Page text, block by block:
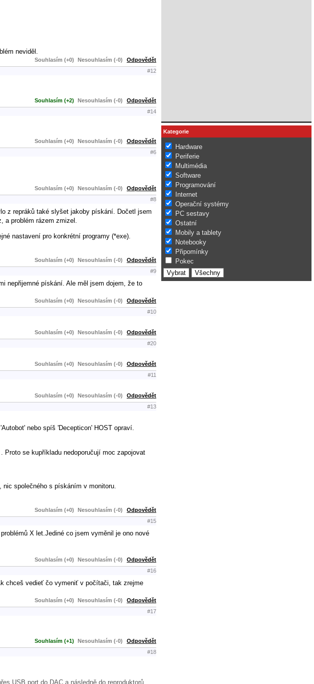
neviděl.
Souhlasím (+0) Nesouhlasím (-0) Odpovědět
#12
Souhlasím (+2) Nesouhlasím (-0) Odpovědět
#14
Souhlasím (+0) Nesouhlasím (-0) Odpovědět
#6
Souhlasím (+0) Nesouhlasím (-0) Odpovědět
#8
z repráků také slyšet jakoby pískání. Dočetl jsem
a problém rázem zmizel.
nastavení pro konkrétní programy (*exe).
Souhlasím (+0) Nesouhlasím (-0) Odpovědět
#9
nepřijemné pískání. Ale měl jsem dojem, že to
Souhlasím (+0) Nesouhlasím (-0) Odpovědět
#10
Souhlasím (+0) Nesouhlasím (-0) Odpovědět
#20
Souhlasím (+0) Nesouhlasím (-0) Odpovědět
#11
Souhlasím (+0) Nesouhlasím (-0) Odpovědět
#13
nebo spíš 'Decepticon' HOST opraví.
se kupříkladu nedoporučují moc zapojovat
společného s pískáním v monitoru.
Souhlasím (+0) Nesouhlasím (-0) Odpovědět
#15
X let.Jediné co jsem vyměnil je ono nové
Souhlasím (+0) Nesouhlasím (-0) Odpovědět
#16
chceš vedieť čo vymeniť v počítači, tak zrejme
Souhlasím (+0) Nesouhlasím (-0) Odpovědět
#17
Souhlasím (+1) Nesouhlasím (-0) Odpovědět
#18
USB port do DAC a následně do reproduktorů.
Kategorie
Hardware
Periferie
Multimédia
Software
Programování
Internet
Operační systémy
PC sestavy
Ostatní
Mobily a tablety
Notebooky
Připomínky
Pokec